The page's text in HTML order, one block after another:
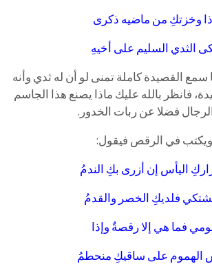
وخزتكِ من ماضيه ذكرى
الثدي السليم على أخيهِ
القصيدة كاملة تمنى لو أن له ثدي وأنه
فانظر بالله عليك ماذا يصنع هذا الجاسم
فضلا عن ربات الخدور.
ويكتب في الرقص فيقول:
اليأس إن أزرى بكِ الندمُ
تشتكي فلديكِ الخصر والقدمُ
فما هي إلا رقصةٌ وإذا
الهموم على ساقيكِ منحطمُ